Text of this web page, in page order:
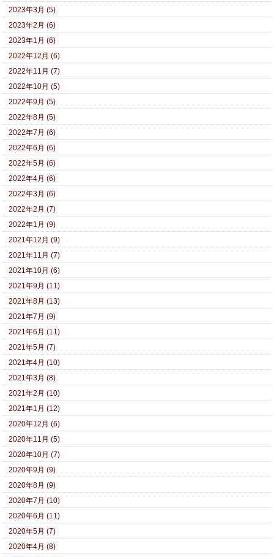
2023年3月 (5)
2023年2月 (6)
2023年1月 (6)
2022年12月 (6)
2022年11月 (7)
2022年10月 (5)
2022年9月 (5)
2022年8月 (5)
2022年7月 (6)
2022年6月 (6)
2022年5月 (6)
2022年4月 (6)
2022年3月 (6)
2022年2月 (7)
2022年1月 (9)
2021年12月 (9)
2021年11月 (7)
2021年10月 (6)
2021年9月 (11)
2021年8月 (13)
2021年7月 (9)
2021年6月 (11)
2021年5月 (7)
2021年4月 (10)
2021年3月 (8)
2021年2月 (10)
2021年1月 (12)
2020年12月 (6)
2020年11月 (5)
2020年10月 (7)
2020年9月 (9)
2020年8月 (9)
2020年7月 (10)
2020年6月 (11)
2020年5月 (7)
2020年4月 (8)